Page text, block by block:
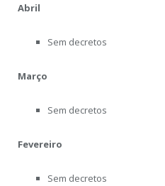
Abril
Sem decretos
Março
Sem decretos
Fevereiro
Sem decretos